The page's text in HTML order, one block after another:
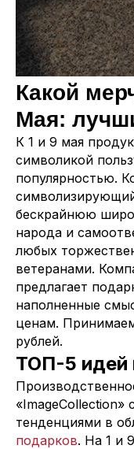
Какой
Мая:
К 1 и 9 мая
символикой
популярностью.
бескрайнюю
народа и
любых
ветеранами.
предлагает
наполненные
ценам.
рублей.
ТОП-5 идей
тенденциями в
подарков. На 1 и